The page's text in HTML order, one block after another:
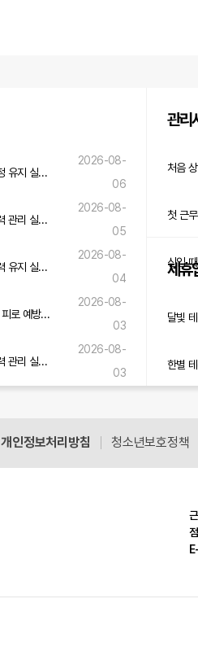
테라피스트 업무 집중력 회복과 심리적 안정 유지 실무 전략
2026-08-
06
테라피스트를 위한 업무 집중력 지속과 체력 관리 실무 노하우
2026-08-
05
테라피스트를 위한 업무 집중력 향상과 체력 유지 실무 가이드
2026-08-
04
테라피스트를 위한 업무 중 에너지 관리 및 피로 예방 실무 가이드
2026-08-
03
테라피스트를 위한 업무 집중력 유지와 체력 관리 실무 전략
2026-08-
03
관리
처음
첫 근
신입
제휴
달빛
한별
개인정보처리방침 청소년보호정책